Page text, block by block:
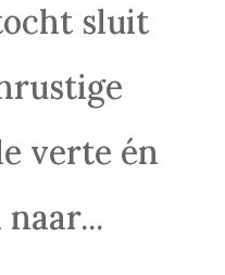
sluit
verte én